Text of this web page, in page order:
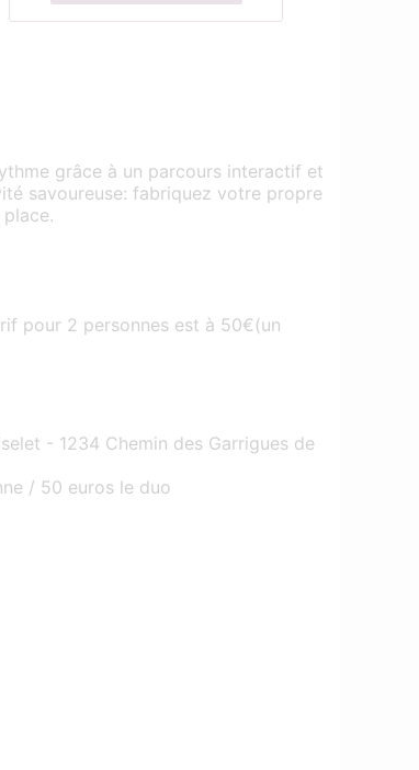
grâce à un parcours interactif et
savoureuse: fabriquez votre propre
pour 2 personnes est à 50€(un
- 1234 Chemin des Garrigues de
/ 50 euros le duo